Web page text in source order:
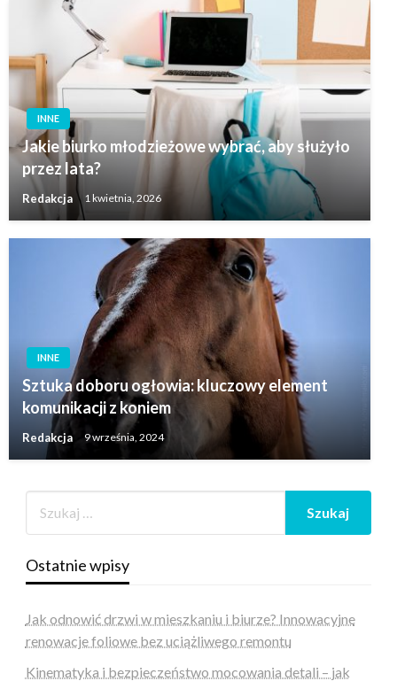
INNE
Jakie biurko młodzieżowe wybrać, aby służyło
przez lata?
Redakcja 1 kwietnia, 2026
INNE
Sztuka doboru ogłowia: kluczowy element
komunikacji z koniem
Redakcja 9 września, 2024
Ostatnie wpisy
Jak odnowić drzwi w mieszkaniu i biurze? Innowacyjne
renowacje foliowe bez uciążliwego remontu
Kinematyka i bezpieczeństwo mocowania detali – jak